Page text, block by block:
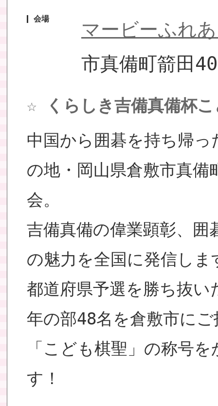
会場
マービーふれ
市真備町箭田
☆ くらしき吉備真備杯
中国から囲碁を持ち帰
の地・岡山県倉敷市真
会。
吉備真備の偉業顕彰、囲
の魅力を全国に発信しま
都道府県予選を勝ち抜
年の部48名を倉敷市にご
「こども棋聖」の称号
す！